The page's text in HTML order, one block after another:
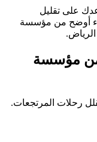
على تقليل
أوضح من مؤسسة
من مؤسسة
رحلات المرتجعات.